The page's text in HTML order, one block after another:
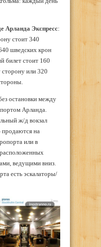
Арланда Экспресс:
стоит 340
шведских крон
билет стоит 160
или 320
остановки между
Арланда.
ж/д вокзал
продаются на
или в
ведущими вниз.
есть эскалаторы/